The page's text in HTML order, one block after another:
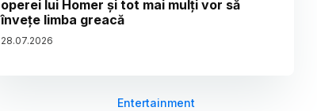
operei lui Homer și tot mai mulți vor să
învețe limba greacă
28.07.2026
Entertainment